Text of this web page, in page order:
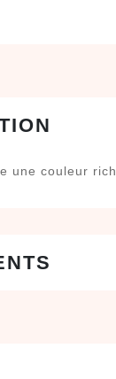
une couleur